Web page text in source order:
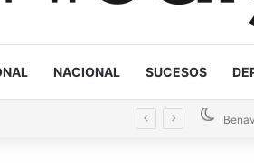
NACIONAL SUCESOS
2026